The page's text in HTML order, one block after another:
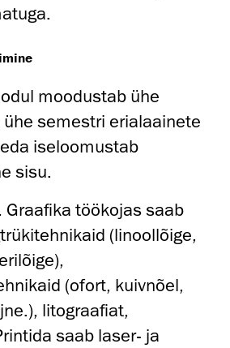
moodustab ühe
semestri erialaainete
iseloomustab
sisu.
Graafika töökojas saab
(linoollõige,
(ofort, kuivnõel,
litograafiat,
saab laser- ja